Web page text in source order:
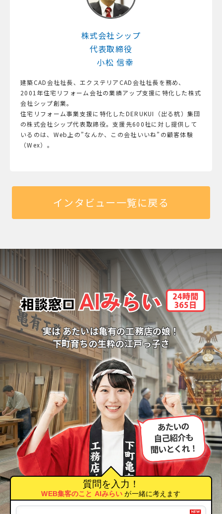
株式会社シップ
代表取締役
小松 信幸
建築CAD会社社長、エクステリアCAD会社社長を務め、
2001年住宅リフォーム会社の業績アップ支援に特化した株式
会社シップ創業。
住宅リフォーム事業支援に特化したDERUKUI（出る杭）集団
の株式会社シップ代表取締役。支援先600社に対し提供して
いるのは、Web上の”なんか、この会社いいね”の顧客体験
（Wex）。
インタビュー一覧に戻る
実は あたいは亀有の工務店の娘！
下町育ちの生粋の江戸っ子さ
質問を入力！
WEB集客のこと AIみらい が一緒に考えます